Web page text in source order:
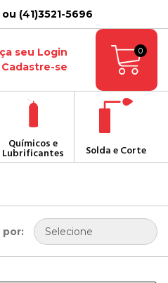
(41)3521-5696
seu Login
Cadastre-se
0
Químicos e
Lubrificantes Solda e Corte
por: